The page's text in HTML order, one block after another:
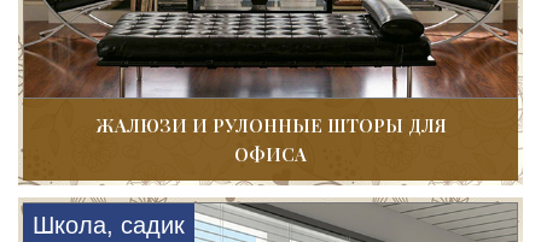
ЖАЛЮЗИ И РУЛОННЫЕ ШТОРЫ ДЛЯ
ОФИСА
Школа, садик